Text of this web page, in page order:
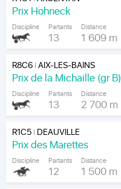
Prix Hohneck
Discipline Partants
13
Distance
1 609 m
R8C6|AIX-LES-BAINS
Prix de la Michaille (gr B)
Discipline Partants
13
Distance
2 700 m
R1C5| DEAUVILLE
Prix des Marettes
Discipline Partants
12
Distance
1 500 m